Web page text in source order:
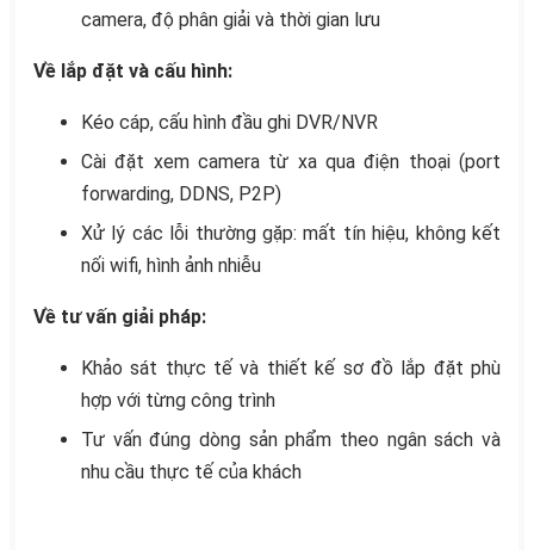
camera, độ phân giải và thời gian lưu
Về lắp đặt và cấu hình:
Kéo cáp, cấu hình đầu ghi DVR/NVR
Cài đặt xem camera từ xa qua điện thoại (port
forwarding, DDNS, P2P)
Xử lý các lỗi thường gặp: mất tín hiệu, không kết
nối wifi, hình ảnh nhiễu
Về tư vấn giải pháp:
Khảo sát thực tế và thiết kế sơ đồ lắp đặt phù
hợp với từng công trình
Tư vấn đúng dòng sản phẩm theo ngân sách và
nhu cầu thực tế của khách